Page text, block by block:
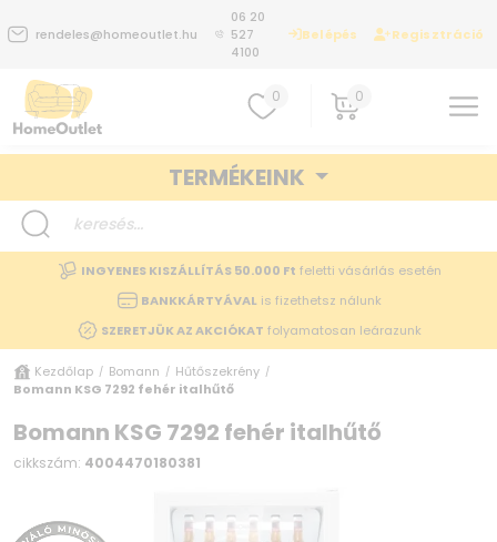
rendeles@homeoutlet.hu
06 20
527
4100
Belépés Regisztráció
0 0
TERMÉKEINK
INGYENES KISZÁLLÍTÁS 50.000 Ft feletti vásárlás esetén
BANKKÁRTYÁVALis fizethetsz nálunk
SZERETJÜK AZ AKCIÓKAT folyamatosan leárazunk
Kezdőlap / Bomann / Hűtőszekrény /
Bomann KSG 7292 fehér italhűtő
Bomann KSG 7292 fehér italhűtő
cikkszám: 4004470180381